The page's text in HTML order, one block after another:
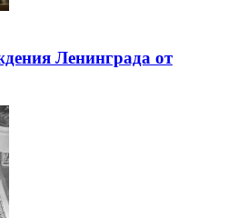
Ленинграда от